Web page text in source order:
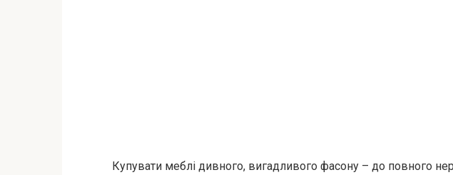
Купувати меблі дивного, вигадливого фасону – до повного